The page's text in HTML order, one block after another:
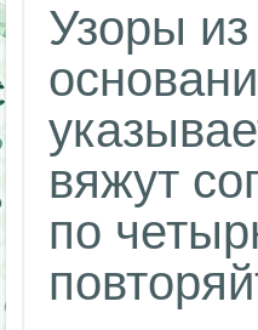
Узоры
вяжут
по